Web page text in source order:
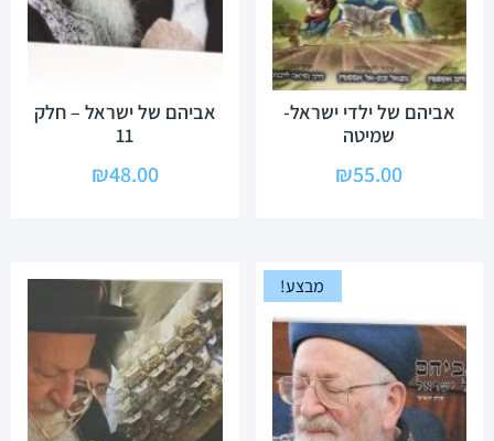
אביהם של ילדי ישראל-
שמיטה
₪55.00
אביהם של ישראל – חלק
11
₪48.00
מבצע!